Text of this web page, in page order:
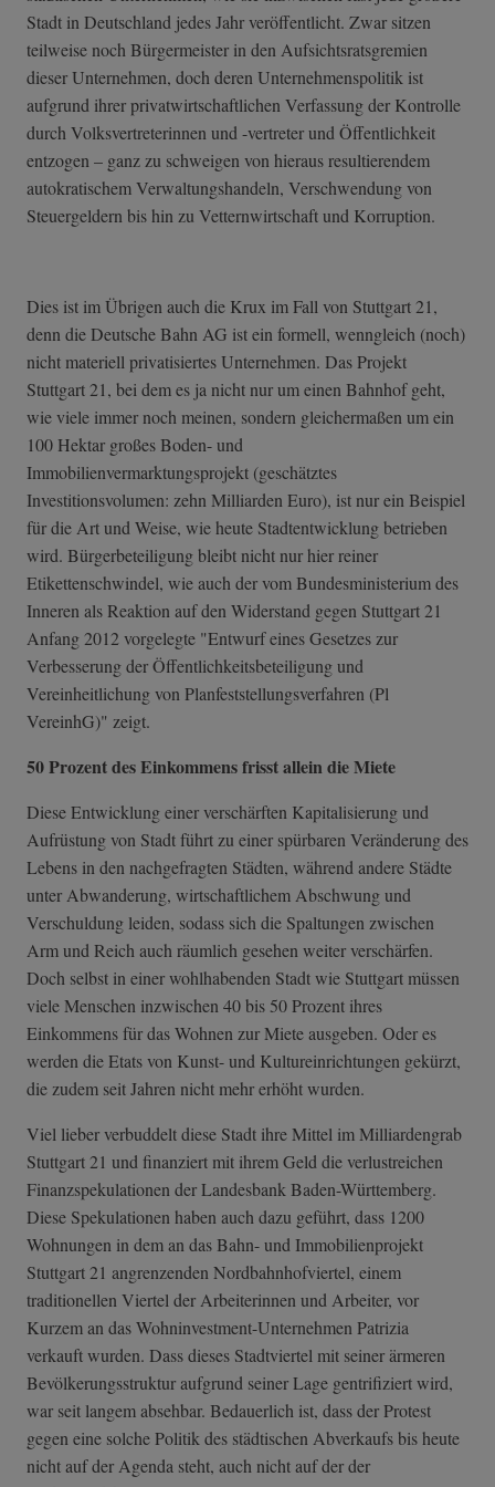
Stadt in Deutschland jedes Jahr veröffentlicht. Zwar sitzen
teilweise noch Bürgermeister in den Aufsichtsratsgremien
dieser Unternehmen, doch deren Unternehmenspolitik ist
aufgrund ihrer privatwirtschaftlichen Verfassung der Kontrolle
durch Volksvertreterinnen und -vertreter und Öffentlichkeit
entzogen – ganz zu schweigen von hieraus resultierendem
autokratischem Verwaltungshandeln, Verschwendung von
Steuergeldern bis hin zu Vetternwirtschaft und Korruption.
Dies ist im Übrigen auch die Krux im Fall von Stuttgart 21,
denn die Deutsche Bahn AG ist ein formell, wenngleich (noch)
nicht materiell privatisiertes Unternehmen. Das Projekt
Stuttgart 21, bei dem es ja nicht nur um einen Bahnhof geht,
wie viele immer noch meinen, sondern gleichermaßen um ein
100 Hektar großes Boden- und
Immobilienvermarktungsprojekt (geschätztes
Investitionsvolumen: zehn Milliarden Euro), ist nur ein Beispiel
für die Art und Weise, wie heute Stadtentwicklung betrieben
wird. Bürgerbeteiligung bleibt nicht nur hier reiner
Etikettenschwindel, wie auch der vom Bundesministerium des
Inneren als Reaktion auf den Widerstand gegen Stuttgart 21
Anfang 2012 vorgelegte "Entwurf eines Gesetzes zur
Verbesserung der Öffentlichkeitsbeteiligung und
Vereinheitlichung von Planfeststellungsverfahren (Pl
VereinhG)" zeigt.
50 Prozent des Einkommens frisst allein die Miete
Diese Entwicklung einer verschärften Kapitalisierung und
Aufrüstung von Stadt führt zu einer spürbaren Veränderung des
Lebens in den nachgefragten Städten, während andere Städte
unter Abwanderung, wirtschaftlichem Abschwung und
Verschuldung leiden, sodass sich die Spaltungen zwischen
Arm und Reich auch räumlich gesehen weiter verschärfen.
Doch selbst in einer wohlhabenden Stadt wie Stuttgart müssen
viele Menschen inzwischen 40 bis 50 Prozent ihres
Einkommens für das Wohnen zur Miete ausgeben. Oder es
werden die Etats von Kunst- und Kultureinrichtungen gekürzt,
die zudem seit Jahren nicht mehr erhöht wurden.
Viel lieber verbuddelt diese Stadt ihre Mittel im Milliardengrab
Stuttgart 21 und finanziert mit ihrem Geld die verlustreichen
Finanzspekulationen der Landesbank Baden-Württemberg.
Diese Spekulationen haben auch dazu geführt, dass 1200
Wohnungen in dem an das Bahn- und Immobilienprojekt
Stuttgart 21 angrenzenden Nordbahnhofviertel, einem
traditionellen Viertel der Arbeiterinnen und Arbeiter, vor
Kurzem an das Wohninvestment-Unternehmen Patrizia
verkauft wurden. Dass dieses Stadtviertel mit seiner ärmeren
Bevölkerungsstruktur aufgrund seiner Lage gentrifiziert wird,
war seit langem absehbar. Bedauerlich ist, dass der Protest
gegen eine solche Politik des städtischen Abverkaufs bis heute
nicht auf der Agenda steht, auch nicht auf der der